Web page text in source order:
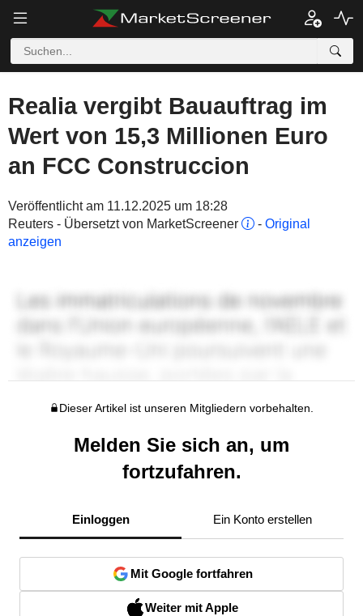
Realia vergibt Bauauftrag im
Wert von 15,3 Millionen Euro
an FCC Construccion
Veröffentlicht am 11.12.2025 um 18:28
Reuters - Übersetzt von MarketScreener
- Original
anzeigen
Dieser Artikel ist unseren Mitgliedern vorbehalten.
Melden Sie sich an, um
fortzufahren.
Einloggen Ein Konto erstellen
Mit Google fortfahren
Weiter mit Apple